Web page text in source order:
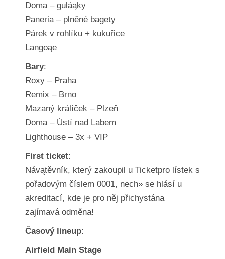
Doma – guláąky
Paneria – plněné bagety
Párek v rohlíku + kukuřice
Langoąe
Bary:
Roxy – Praha
Remix – Brno
Mazaný králíček – Plzeň
Doma – Ústí nad Labem
Lighthouse – 3x + VIP
First ticket:
Návątěvník, který zakoupil u Ticketpro lístek s
pořadovým číslem 0001, nech» se hlásí u
akreditací, kde je pro něj přichystána
zajímavá odměna!
Časový lineup:
Airfield Main Stage